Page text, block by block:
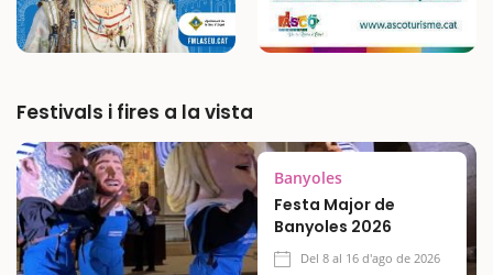
Festivals i fires a la vista
Banyoles
Festa Major de
Banyoles 2026
Del 8 al 16 d'ago de 2026